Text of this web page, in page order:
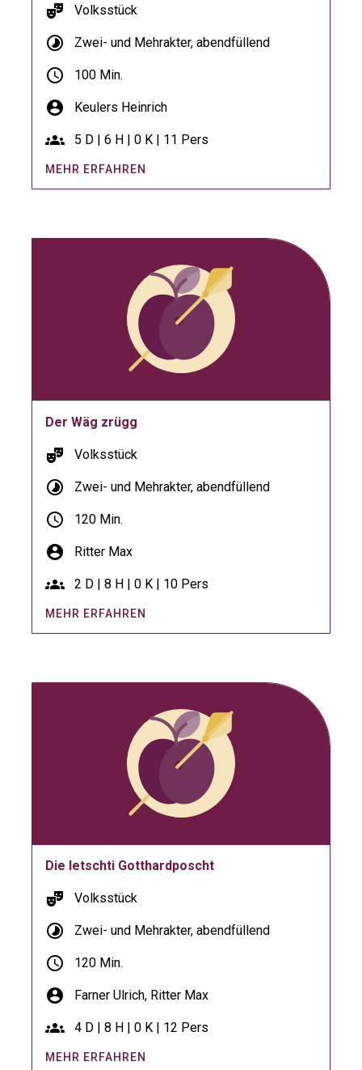
theater_comedy Volksstück
timelapse Zwei- und Mehrakter, abendfüllend
schedule 100 Min.
account_circle Keulers Heinrich
groups 5 D | 6 H | 0 K | 11 Pers
MEHR ERFAHREN
Der Wäg zrügg
theater_comedy Volksstück
timelapse Zwei- und Mehrakter, abendfüllend
schedule 120 Min.
account_circle Ritter Max
groups 2 D | 8 H | 0 K | 10 Pers
MEHR ERFAHREN
Die letschti Gotthardposcht
theater_comedy Volksstück
timelapse Zwei- und Mehrakter, abendfüllend
schedule 120 Min.
account_circle Farner Ulrich,Ritter Max
groups 4 D | 8 H | 0 K | 12 Pers
MEHR ERFAHREN